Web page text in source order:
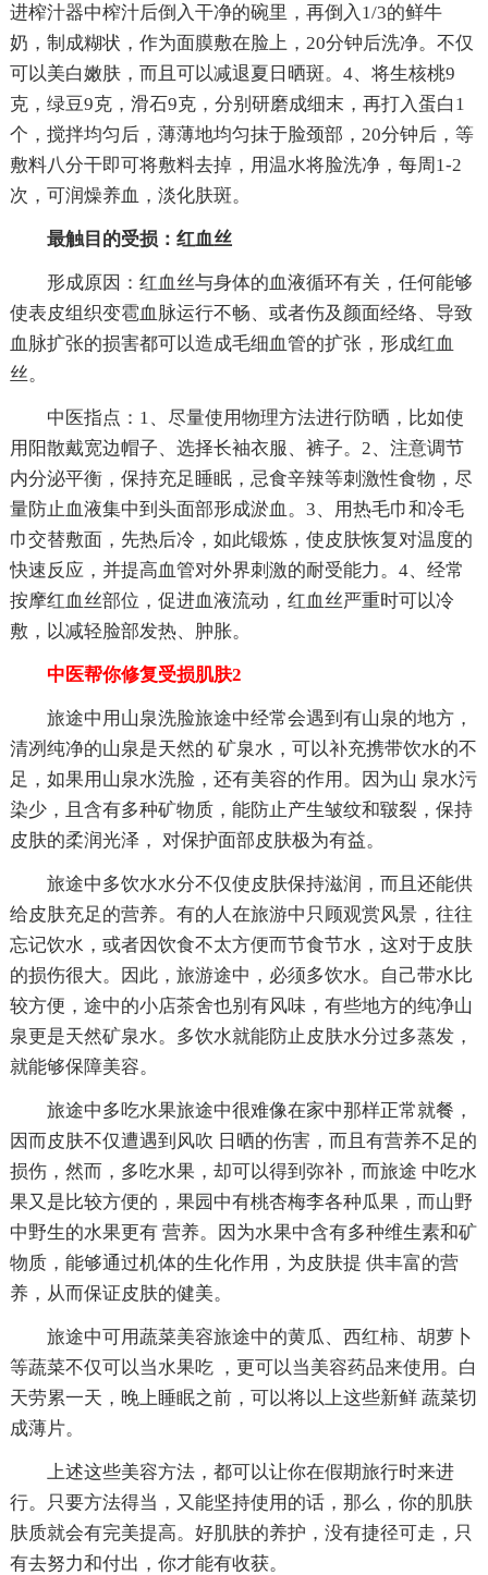
进榨汁器中榨汁后倒入干净的碗里，再倒入1/3的鲜牛
奶，制成糊状，作为面膜敷在脸上，20分钟后洗净。不仅
可以美白嫩肤，而且可以减退夏日晒斑。4、将生核桃9
克，绿豆9克，滑石9克，分别研磨成细末，再打入蛋白1
个，搅拌均匀后，薄薄地均匀抹于脸颈部，20分钟后，等
敷料八分干即可将敷料去掉，用温水将脸洗净，每周1-2
次，可润燥养血，淡化肤斑。
最触目的受损：红血丝
形成原因：红血丝与身体的血液循环有关，任何能够
使表皮组织变雹血脉运行不畅、或者伤及颜面经络、导致
血脉扩张的损害都可以造成毛细血管的扩张，形成红血
丝。
中医指点：1、尽量使用物理方法进行防晒，比如使
用阳散戴宽边帽子、选择长袖衣服、裤子。2、注意调节
内分泌平衡，保持充足睡眠，忌食辛辣等刺激性食物，尽
量防止血液集中到头面部形成淤血。3、用热毛巾和冷毛
巾交替敷面，先热后冷，如此锻炼，使皮肤恢复对温度的
快速反应，并提高血管对外界刺激的耐受能力。4、经常
按摩红血丝部位，促进血液流动，红血丝严重时可以冷
敷，以减轻脸部发热、肿胀。
中医帮你修复受损肌肤2
旅途中用山泉洗脸旅途中经常会遇到有山泉的地方，
清冽纯净的山泉是天然的 矿泉水，可以补充携带饮水的不
足，如果用山泉水洗脸，还有美容的作用。因为山 泉水污
染少，且含有多种矿物质，能防止产生皱纹和皲裂，保持
皮肤的柔润光泽， 对保护面部皮肤极为有益。
旅途中多饮水水分不仅使皮肤保持滋润，而且还能供
给皮肤充足的营养。有的人在旅游中只顾观赏风景，往往
忘记饮水，或者因饮食不太方便而节食节水，这对于皮肤
的损伤很大。因此，旅游途中，必须多饮水。自己带水比
较方便，途中的小店茶舍也别有风味，有些地方的纯净山
泉更是天然矿泉水。多饮水就能防止皮肤水分过多蒸发，
就能够保障美容。
旅途中多吃水果旅途中很难像在家中那样正常就餐，
因而皮肤不仅遭遇到风吹 日晒的伤害，而且有营养不足的
损伤，然而，多吃水果，却可以得到弥补，而旅途 中吃水
果又是比较方便的，果园中有桃杏梅李各种瓜果，而山野
中野生的水果更有 营养。因为水果中含有多种维生素和矿
物质，能够通过机体的生化作用，为皮肤提 供丰富的营
养，从而保证皮肤的健美。
旅途中可用蔬菜美容旅途中的黄瓜、西红柿、胡萝卜
等蔬菜不仅可以当水果吃 ，更可以当美容药品来使用。白
天劳累一天，晚上睡眠之前，可以将以上这些新鲜 蔬菜切
成薄片。
上述这些美容方法，都可以让你在假期旅行时来进
行。只要方法得当，又能坚持使用的话，那么，你的肌肤
肤质就会有完美提高。好肌肤的养护，没有捷径可走，只
有去努力和付出，你才能有收获。